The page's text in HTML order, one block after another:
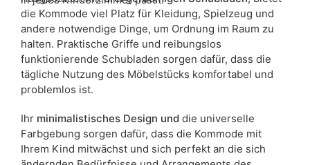
die Kommode viel Platz für Kleidung, Spielzeug und
andere notwendige Dinge, um Ordnung im Raum zu
halten. Praktische Griffe und reibungslos
funktionierende Schubladen sorgen dafür, dass die
tägliche Nutzung des Möbelstücks komfortabel und
problemlos ist.
Ihr minimalistisches Design und die universelle
Farbgebung sorgen dafür, dass die Kommode mit
Ihrem Kind mitwächst und sich perfekt an die sich